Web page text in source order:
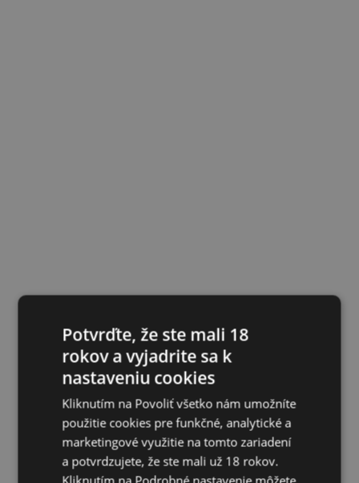
Potvrďte, že ste mali 18
rokov a vyjadrite sa k
nastaveniu cookies
Kliknutím na Povoliť všetko nám umožníte
použitie cookies pre funkčné, analytické a
marketingové využitie na tomto zariadení
a potvrdzujete, že ste mali už 18 rokov.